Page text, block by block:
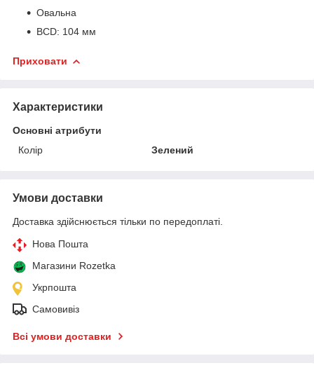
Овальна
BCD: 104 мм
Приховати
Характеристики
Основні атрибути
Колір
Зелений
Умови доставки
Доставка здійснюється тільки по передоплаті.
Нова Пошта
Магазини Rozetka
Укрпошта
Самовивіз
Всі умови доставки